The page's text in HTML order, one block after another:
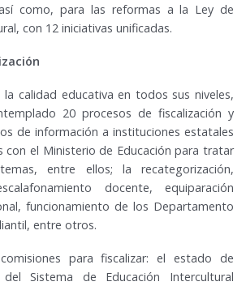
como, para las reformas a la Ley de
con 12 iniciativas unificadas.
calidad educativa en todos sus niveles,
20 procesos de fiscalización y
de información a instituciones estatales
con el Ministerio de Educación para tratar
entre ellos; la recategorización,
docente, equiparación
funcionamiento de los Departamento
entre otros.
para fiscalizar: el estado de
del Sistema de Educación Intercultural